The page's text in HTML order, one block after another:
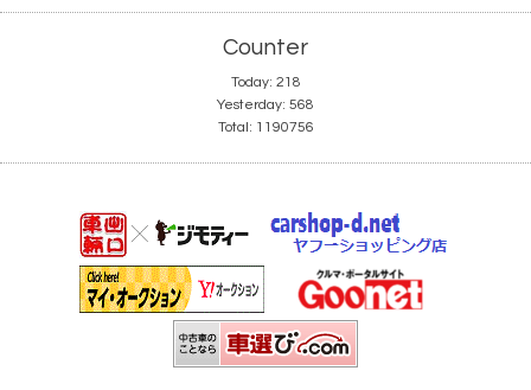
Counter
Today: 218
Yesterday: 568
Total: 1190756